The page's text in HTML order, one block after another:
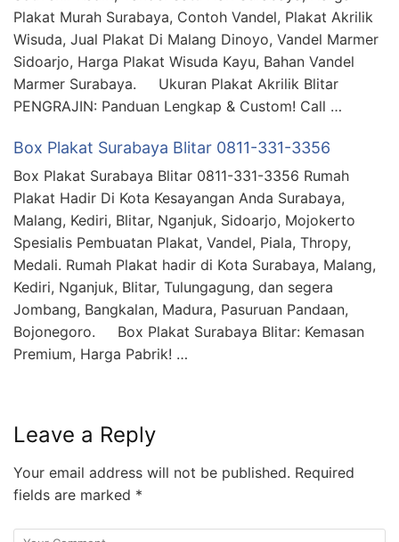
Plakat Murah Surabaya, Contoh Vandel, Plakat Akrilik
Wisuda, Jual Plakat Di Malang Dinoyo, Vandel Marmer
Sidoarjo, Harga Plakat Wisuda Kayu, Bahan Vandel
Marmer Surabaya. Ukuran Plakat Akrilik Blitar
PENGRAJIN: Panduan Lengkap & Custom! Call …
Box Plakat Surabaya Blitar 0811-331-3356
Box Plakat Surabaya Blitar 0811-331-3356 Rumah
Plakat Hadir Di Kota Kesayangan Anda Surabaya,
Malang, Kediri, Blitar, Nganjuk, Sidoarjo, Mojokerto
Spesialis Pembuatan Plakat, Vandel, Piala, Thropy,
Medali. Rumah Plakat hadir di Kota Surabaya, Malang,
Kediri, Nganjuk, Blitar, Tulungagung, dan segera
Jombang, Bangkalan, Madura, Pasuruan Pandaan,
Bojonegoro. Box Plakat Surabaya Blitar: Kemasan
Premium, Harga Pabrik! …
Leave a Reply
Your email address will not be published. Required
fields are marked *